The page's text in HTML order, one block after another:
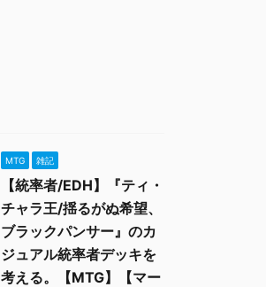
MTG 雑記
【統率者/EDH】『ティ・
チャラ王/揺るがぬ希望、
ブラックパンサー』のカ
ジュアル統率者デッキを
考える。【MTG】【マー